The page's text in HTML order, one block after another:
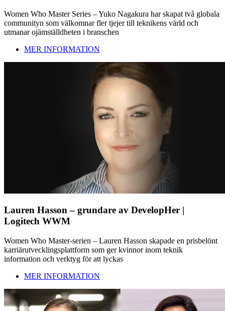
Women Who Master Series – Yuko Nagakura har skapat två globala
communityn som välkomnar fler tjejer till teknikens värld och
utmanar ojämställdheten i branschen
MER INFORMATION
Lauren Hasson – grundare av DevelopHer |
Logitech WWM
Women Who Master-serien – Lauren Hasson skapade en prisbelönt
karriärutvecklingsplattform som ger kvinnor inom teknik
information och verktyg för att lyckas
MER INFORMATION